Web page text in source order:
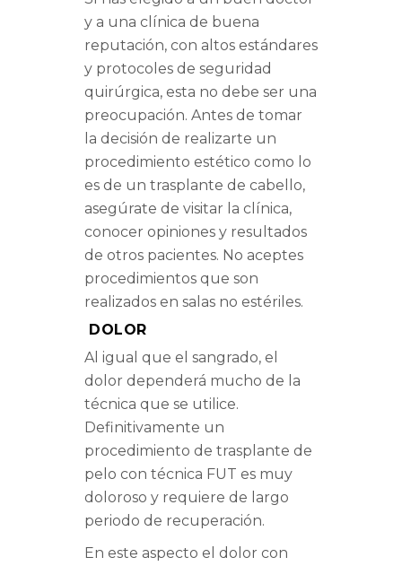
y a una clínica de buena
reputación, con altos estándares
y protocoles de seguridad
quirúrgica, esta no debe ser una
preocupación. Antes de tomar
la decisión de realizarte un
procedimiento estético como lo
es de un trasplante de cabello,
asegúrate de visitar la clínica,
conocer opiniones y resultados
de otros pacientes. No aceptes
procedimientos que son
realizados en salas no estériles.
DOLOR
Al igual que el sangrado, el
dolor dependerá mucho de la
técnica que se utilice.
Definitivamente un
procedimiento de trasplante de
pelo con técnica FUT es muy
doloroso y requiere de largo
periodo de recuperación.
En este aspecto el dolor con